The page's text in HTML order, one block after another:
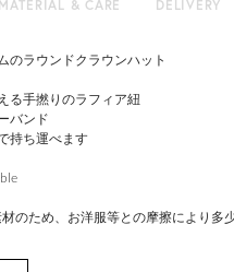
MATERIAL & CARE DELIVERY
のラウンドクラウンハット
る手撚りのラフィア紐
バンド
持ち運べます
のため、お洋服等との摩擦により多